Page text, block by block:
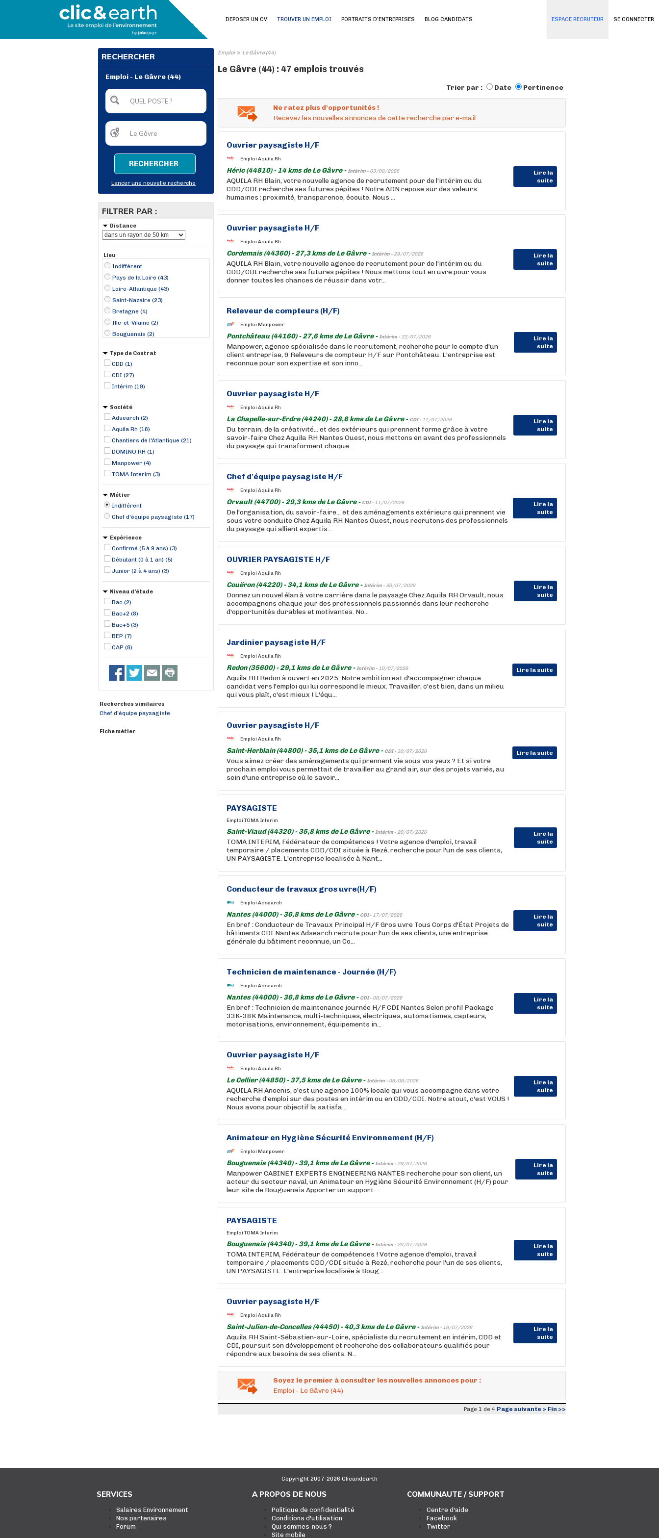
SE CONNECTER
DEPOSER UN CV TROUVER UN EMPLOI PORTRAITS D'ENTREPRISES BLOG CANDIDATS ESPACE RECRUTEUR
RECHERCHER
Emploi - Le Gâvre (44)
RECHERCHER
Lancer une nouvelle recherche
FILTRER PAR :
Distance
Lieu
Indifférent
Pays de la Loire (43)
Loire-Atlantique (43)
Saint-Nazaire (23)
Bretagne (4)
Ille-et-Vilaine (2)
Bouguenais (2)
Nantes (2)
Saint-Aignan-Grand-Lieu (2)
Ancenis (1)
Cordemais (1)
Couëron (1)
Type de Contrat
CDD (1)
CDI (27)
Intérim (19)
Société
Adsearch (2)
Aquila Rh (16)
Chantiers de l'Atlantique (21)
DOMINO RH (1)
Manpower (4)
TOMA Interim (3)
Métier
Indifférent
Chef d'équipe paysagiste (17)
Expérience
Confirmé (5 à 9 ans) (3)
Débutant (0 à 1 an) (5)
Junior (2 à 4 ans) (3)
Niveau d'étude
Bac (2)
Bac+2 (8)
Bac+5 (3)
BEP (7)
CAP (8)
Recherches similaires
Chef d'équipe paysagiste
Fiche métier
Emploi> Le Gâvre (44)
Le Gâvre (44) : 47 emplois trouvés
Trier par : Date Pertinence
Ne ratez plus d'opportunités !
Recevez les nouvelles annonces de cette recherche par e-mail
Ouvrier paysagiste H/F
Emploi Aquila Rh
Héric (44810) - 14 kms de Le Gâvre -Intérim - 03/08/2026
Lire la
suite
AQUILA RH Blain, votre nouvelle agence de recrutement pour de l'intérim ou du
CDD/CDI recherche ses futures pépites ! Notre ADN repose sur des valeurs
humaines : proximité, transparence, écoute. Nous ...
Ouvrier paysagiste H/F
Emploi Aquila Rh
Cordemais (44360) - 27,3 kms de Le Gâvre -Intérim - 29/07/2026
Lire la
suite
AQUILA RH Blain, votre nouvelle agence de recrutement pour de l'intérim ou du
CDD/CDI recherche ses futures pépites ! Nous mettons tout en uvre pour vous
donner toutes les chances de réussir dans votr...
Releveur de compteurs (H/F)
Emploi Manpower
Pontchâteau (44160) - 27,6 kms de Le Gâvre -Intérim - 22/07/2026
Lire la
suite
Manpower, agence spécialisée dans le recrutement, recherche pour le compte d'un
client entreprise, 9 Releveurs de compteur H/F sur Pontchâteau. L'entreprise est
reconnue pour son expertise et son inno...
Ouvrier paysagiste H/F
Emploi Aquila Rh
La Chapelle-sur-Erdre (44240) - 28,6 kms de Le Gâvre - CDI - 11/07/2026
Lire la
suite
Du terrain, de la créativité... et des extérieurs qui prennent forme grâce à votre
savoir-faire Chez Aquila RH Nantes Ouest, nous mettons en avant des professionnels
du paysage qui transforment chaque...
Chef d'équipe paysagiste H/F
Emploi Aquila Rh
Orvault (44700) - 29,3 kms de Le Gâvre - CDI - 11/07/2026
Lire la
suite
De l'organisation, du savoir-faire... et des aménagements extérieurs qui prennent vie
sous votre conduite Chez Aquila RH Nantes Ouest, nous recrutons des professionnels
du paysage qui allient expertis...
OUVRIER PAYSAGISTE H/F
Emploi Aquila Rh
Couëron (44220) - 34,1 kms de Le Gâvre -Intérim - 30/07/2026
Lire la
suite
Donnez un nouvel élan à votre carrière dans le paysage Chez Aquila RH Orvault, nous
accompagnons chaque jour des professionnels passionnés dans leur recherche
d'opportunités durables et motivantes. No...
Jardinier paysagiste H/F
Emploi Aquila Rh
Redon (35600) - 29,1 kms de Le Gâvre -Intérim - 10/07/2026 Lire la suite
Aquila RH Redon à ouvert en 2025. Notre ambition est d'accompagner chaque
candidat vers l'emploi qui lui correspond le mieux. Travailler, c'est bien, dans un milieu
qui vous plaît, c'est mieux ! L'équ...
Ouvrier paysagiste H/F
Emploi Aquila Rh
Saint-Herblain (44800) - 35,1 kms de Le Gâvre - CDI - 30/07/2026 Lire la suite
Vous aimez créer des aménagements qui prennent vie sous vos yeux ? Et si votre
prochain emploi vous permettait de travailler au grand air, sur des projets variés, au
sein d'une entreprise où le savoir...
PAYSAGISTE
Emploi TOMA Interim
Saint-Viaud (44320) - 35,8 kms de Le Gâvre -Intérim - 20/07/2026
Lire la
suite
TOMA INTERIM, Fédérateur de compétences ! Votre agence d'emploi, travail
temporaire / placements CDD/CDI située à Rezé, recherche pour l'un de ses clients,
UN PAYSAGISTE. L'entreprise localisée à Nant...
Conducteur de travaux gros uvre(H/F)
Emploi Adsearch
Nantes (44000) - 36,8 kms de Le Gâvre - CDI - 17/07/2026
Lire la
suite
En bref : Conducteur de Travaux Principal H/F Gros uvre Tous Corps d'État Projets de
bâtiments CDI Nantes Adsearch recrute pour l'un de ses clients, une entreprise
générale du bâtiment reconnue, un Co...
Technicien de maintenance - Journée (H/F)
Emploi Adsearch
Nantes (44000) - 36,8 kms de Le Gâvre - CDI - 08/07/2026
Lire la
suite
En bref : Technicien de maintenance journée H/F CDI Nantes Selon profil Package
33K-38K Maintenance, multi-techniques, électriques, automatismes, capteurs,
motorisations, environnement, équipements in...
Ouvrier paysagiste H/F
Emploi Aquila Rh
Le Cellier (44850) - 37,5 kms de Le Gâvre -Intérim - 06/08/2026
Lire la
suite
AQUILA RH Ancenis, c'est une agence 100% locale qui vous accompagne dans votre
recherche d'emploi sur des postes en intérim ou en CDD/CDI. Notre atout, c'est VOUS !
Nous avons pour objectif la satisfa...
Animateur en Hygiène Sécurité Environnement (H/F)
Emploi Manpower
Bouguenais (44340) - 39,1 kms de Le Gâvre -Intérim - 29/07/2026
Lire la
suite
Manpower CABINET EXPERTS ENGINEERING NANTES recherche pour son client, un
acteur du secteur naval, un Animateur en Hygiène Sécurité Environnement (H/F) pour
leur site de Bouguenais Apporter un support...
PAYSAGISTE
Emploi TOMA Interim
Bouguenais (44340) - 39,1 kms de Le Gâvre -Intérim - 20/07/2026
Lire la
suite
TOMA INTERIM, Fédérateur de compétences ! Votre agence d'emploi, travail
temporaire / placements CDD/CDI située à Rezé, recherche pour l'un de ses clients,
UN PAYSAGISTE. L'entreprise localisée à Boug...
Ouvrier paysagiste H/F
Emploi Aquila Rh
Saint-Julien-de-Concelles (44450) - 40,3 kms de Le Gâvre -Intérim - 16/07/2026
Lire la
suite
Aquila RH Saint-Sébastien-sur-Loire, spécialiste du recrutement en intérim, CDD et
CDI, poursuit son développement et recherche des collaborateurs qualifiés pour
répondre aux besoins de ses clients. N...
Soyez le premier à consulter les nouvelles annonces pour :
Emploi - Le Gâvre (44)
Page 1 de 4 Page suivante > Fin >>
Copyright 2007-2026 Clicandearth
SERVICES
Salaires Environnement
Nos partenaires
Forum
A PROPOS DE NOUS
Politique de confidentialité
Conditions d'utilisation
Qui sommes-nous ?
Site mobile
COMMUNAUTE / SUPPORT
Centre d'aide
Facebook
Twitter